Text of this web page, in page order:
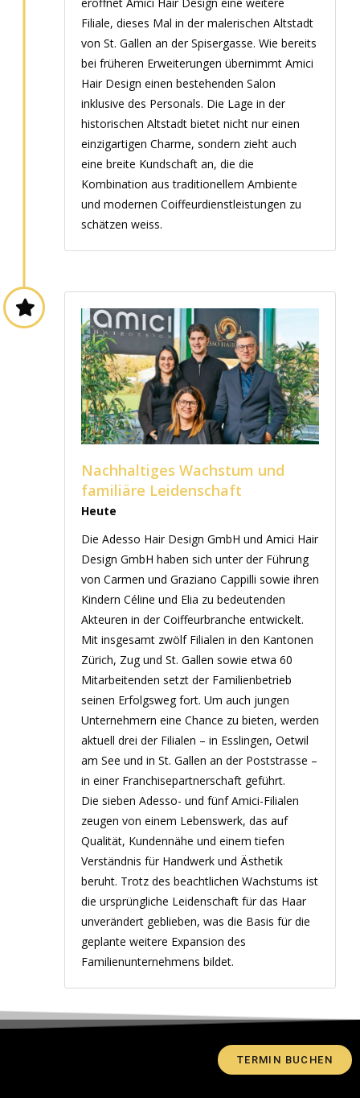
Filiale, dieses Mal in der malerischen Altstadt
von St. Gallen an der Spisergasse. Wie bereits
bei früheren Erweiterungen übernimmt Amici
Hair Design einen bestehenden Salon
inklusive des Personals. Die Lage in der
historischen Altstadt bietet nicht nur einen
einzigartigen Charme, sondern zieht auch
eine breite Kundschaft an, die die
Kombination aus traditionellem Ambiente
und modernen Coiffeurdienstleistungen zu
schätzen weiss.
Nachhaltiges Wachstum und
familiäre Leidenschaft
Heute
Die Adesso Hair Design GmbH und Amici Hair
Design GmbH haben sich unter der Führung
von Carmen und Graziano Cappilli sowie ihren
Kindern Céline und Elia zu bedeutenden
Akteuren in der Coiffeurbranche entwickelt.
Mit insgesamt zwölf Filialen in den Kantonen
Zürich, Zug und St. Gallen sowie etwa 60
Mitarbeitenden setzt der Familienbetrieb
seinen Erfolgsweg fort. Um auch jungen
Unternehmern eine Chance zu bieten, werden
aktuell drei der Filialen – in Esslingen, Oetwil
am See und in St. Gallen an der Poststrasse –
in einer Franchisepartnerschaft geführt.
Die sieben Adesso- und fünf Amici-Filialen
zeugen von einem Lebenswerk, das auf
Qualität, Kundennähe und einem tiefen
Verständnis für Handwerk und Ästhetik
beruht. Trotz des beachtlichen Wachstums ist
die ursprüngliche Leidenschaft für das Haar
unverändert geblieben, was die Basis für die
geplante weitere Expansion des
Familienunternehmens bildet.
TERMIN BUCHEN